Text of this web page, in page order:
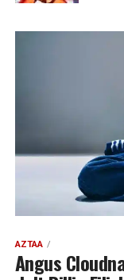
AZTAA
Angus